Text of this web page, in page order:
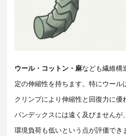
ウール・コットン・麻なども繊維構
定の伸縮性を持ちます。特にウール
クリンプにより伸縮性と回復力に優
パンデックスには遠く及びませんが
環境負荷も低いという点が評価でき